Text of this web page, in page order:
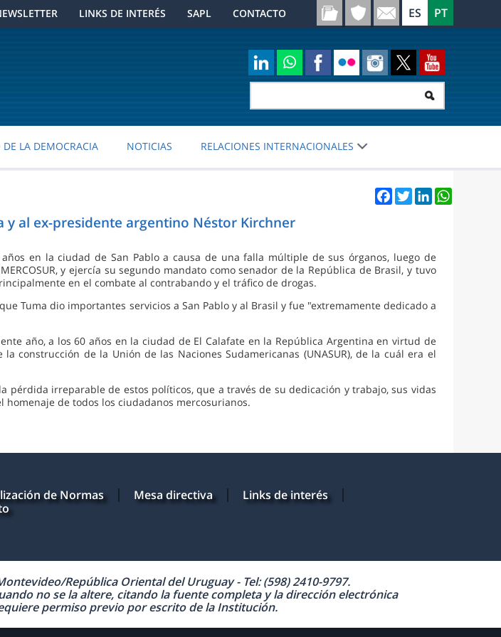
LINKS DE INTERÉS SAPL CONTACTO
DE LA DEMOCRACIA NOTICIAS RELACIONES INTERNACIONALES
Facebook
TwitterLinkedInWhatsApp
y al ex-presidente argentino Néstor Kirchner
en la ciudad de San Pablo a causa de una falla múltiple de sus órganos, luego de
y ejercía su segundo mandato como senador de la República de Brasil, y tuvo
en el combate al contrabando y el tráfico de drogas.
Tuma dio importantes servicios a San Pablo y al Brasil y fue "extremamente dedicado a
año, a los 60 años en la ciudad de El Calafate en la República Argentina en virtud de
construcción de la Unión de las Naciones Sudamericanas (UNASUR), de la cuál era el
pérdida irreparable de estos políticos, que a través de su dedicación y trabajo, sus vidas
de todos los ciudadanos mercosurianos.
de Normas Mesa directiva
Links de interés
República Oriental del Uruguay - Tel: (598) 2410-9797.
no se la altere, citando la fuente completa y la dirección electrónica
permiso previo por escrito de la Institución.